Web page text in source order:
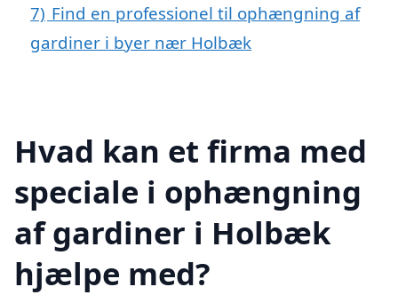
7) Find en professionel til ophængning af
gardiner i byer nær Holbæk
Hvad kan et firma med
speciale i ophængning
af gardiner i Holbæk
hjælpe med?